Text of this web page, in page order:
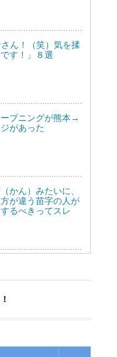
さん！（笑）気を揉
す！」８選
プニングが熊本→
があった
かん）みたいに、
が違う苗字の人が
るべきってスレ